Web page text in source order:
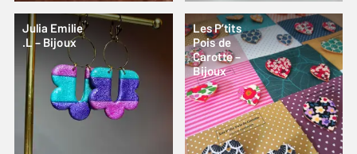
Julia Emilie
.L – Bijoux
Les P’tits
Pois de
Carotte –
Bijoux